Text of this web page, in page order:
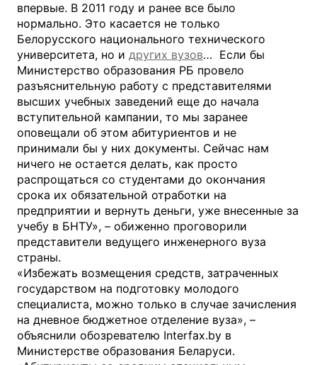
впервые. В 2011 году и ранее все было
нормально. Это касается не только
Белорусского национального технического
университета, но и других вузов… Если бы
Министерство образования РБ провело
разъяснительную работу с представителями
высших учебных заведений еще до начала
вступительной кампании, то мы заранее
оповещали об этом абитуриентов и не
принимали бы у них документы. Сейчас нам
ничего не остается делать, как просто
распрощаться со студентами до окончания
срока их обязательной отработки на
предприятии и вернуть деньги, уже внесенные за
учебу в БНТУ», – обиженно проговорили
представители ведущего инженерного вуза
страны.
«Избежать возмещения средств, затраченных
государством на подготовку молодого
специалиста, можно только в случае зачисления
на дневное бюджетное отделение вуза», –
объяснили обозревателю Interfax.by в
Министерстве образования Беларуси.